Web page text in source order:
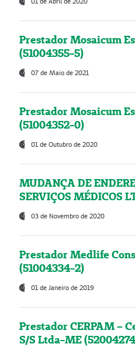
Prestador Mosaicum
(51004355-5)
07 de Maio de 2021
Prestador Mosaicum
(51004352-0)
01 de Outubro de 2020
MUDANÇA DE
SERVIÇOS MÉDICOS
03 de Novembro de 2020
Prestador Medlife
(51004334-2)
01 de Janeiro de 2019
Prestador CERPAM –
S/S Ltda-ME